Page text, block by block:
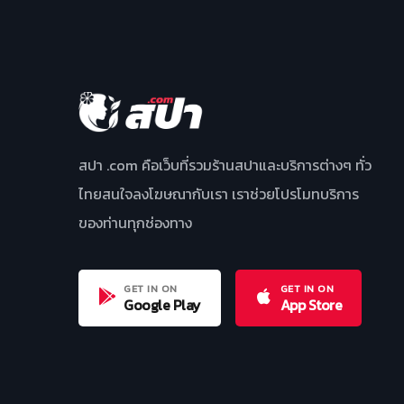
สปา .com คือเว็บที่รวมร้านสปาและบริการต่างๆ ทั่ว
ไทยสนใจลงโฆษณากับเรา เราช่วยโปรโมทบริการ
ของท่านทุกช่องทาง
GET IN ON
Google Play
GET IN ON
App Store